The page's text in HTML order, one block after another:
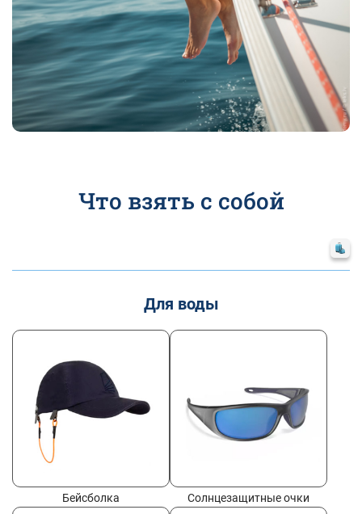
Что взять с собой
Для воды
Бейсболка Солнцезащитные очки